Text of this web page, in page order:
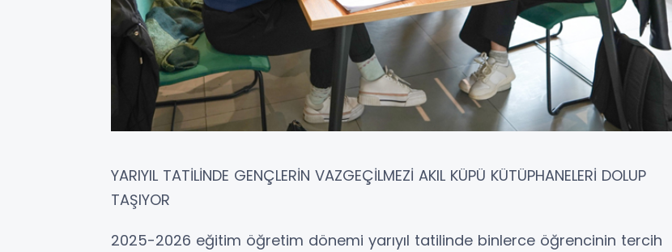
YARIYIL TATİLİNDE GENÇLERİN VAZGEÇİLMEZİ AKIL KÜPÜ KÜTÜPHANELERİ DOLUP
TAŞIYOR
2025-2026 eğitim öğretim dönemi yarıyıl tatilinde binlerce öğrencinin tercih